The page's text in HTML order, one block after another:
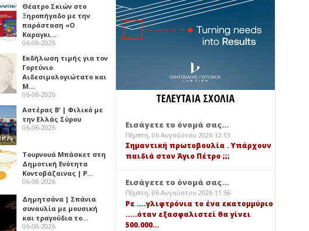
Θέατρο Σκιών στο
Ξηροπήγαδο με την
παράσταση «Ο
Καραγκι…
06-08-2026
Εκδήλωση τιμής για τον
Γορτύνιο
Αιδεσιμολογιώτατο και
Μ…
06-08-2026
Αστέρας Β' | Φιλικό με
την Ελλάς Σύρου
06-08-2026
Τουρνουά Μπάσκετ στη
Δημοτική Ενότητα
Κοντοβάζαινας | Ρ…
06-08-2026
Δημητσάνα | Σπάνια
συναυλία με μουσική
και τραγούδια το…
06-08-2026
ΤΕΛΕΥΤΑΙΑ ΣΧΟΛΙΑ
Εισάγετε το όνομά σας...
Πέμπτη, 06 Αυγούστου 2026 12:13
Σημαντική πρωτοβουλία . Υπάρχουν
παιδιά στον Άγιο Πέτρο ;;;
Εισάγετε το όνομά σας...
Πέμπτη, 06 Αυγούστου 2026 11:56
Ρε ....γλιφτρόνια το ένα εκατομμύριο
.....όταν εξασφαλιστεί θα γίνει
500.000…